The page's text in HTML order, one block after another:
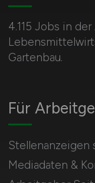
4.115 Jobs in
Gartenbau.
Für
Stellenanzeigen
Mediadaten &